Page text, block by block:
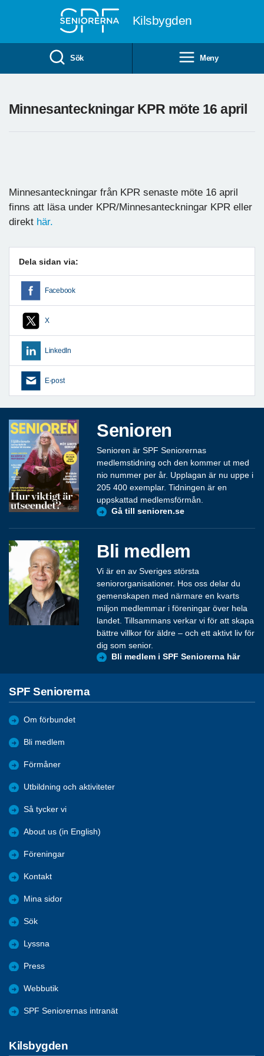
Kilsbygden
Sök Meny
Minnesanteckningar KPR möte 16 april
Minnesanteckningar från KPR senaste möte 16 april
finns att läsa under KPR/Minnesanteckningar KPR eller
direkt här.
Dela sidan via:
Facebook
X
LinkedIn
E-post
Senioren
Senioren är SPF Seniorernas
medlemstidning och den kommer ut med
nio nummer per år. Upplagan är nu uppe i
205 400 exemplar. Tidningen är en
uppskattad medlemsförmån.
Gå till senioren.se
Bli medlem
Vi är en av Sveriges största
seniororganisationer. Hos oss delar du
gemenskapen med närmare en kvarts
miljon medlemmar i föreningar över hela
landet. Tillsammans verkar vi för att skapa
bättre villkor för äldre – och ett aktivt liv för
dig som senior.
Bli medlem i SPF Seniorerna här
SPF Seniorerna
Om förbundet
Bli medlem
Förmåner
Utbildning och aktiviteter
Så tycker vi
About us (in English)
Föreningar
Kontakt
Mina sidor
Sök
Lyssna
Press
Webbutik
SPF Seniorernas intranät
Kilsbygden